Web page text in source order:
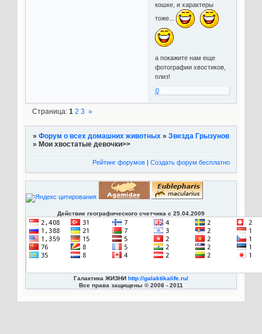
кошке, и характеры
тоже...
а покажите нам еще
фотографии хвостиков,
плиз!
0
Страница: 1 2 3 »
» Форум о всех домашних животных » Звезда Грызунов
» Мои хвостатые девочки>>
Рейтинг форумов |Создать форум бесплатно
Действие географического счетчика с 25.04.2009
Галактика ЖИЗНИ http://galaktikalife.ru/
Все права защищены © 2008 - 2011